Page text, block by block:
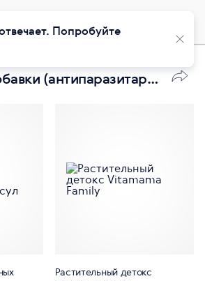
Витамины и добавки (антипаразитарная защита)
Растительный детокс
Попробуйте